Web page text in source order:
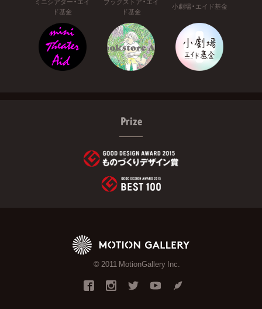
ド基金
ド基金
小劇場・エイド基金
Prize
© 2011 MotionGallery Inc.